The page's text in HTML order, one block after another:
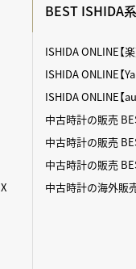
BEST ISHIDA
ISHIDA ONLINE【
ISHIDA ONLINE【
ISHIDA ONLINE【
中古時計の販売
中古時計の販売
中古時計の販売
中古時計の海外販